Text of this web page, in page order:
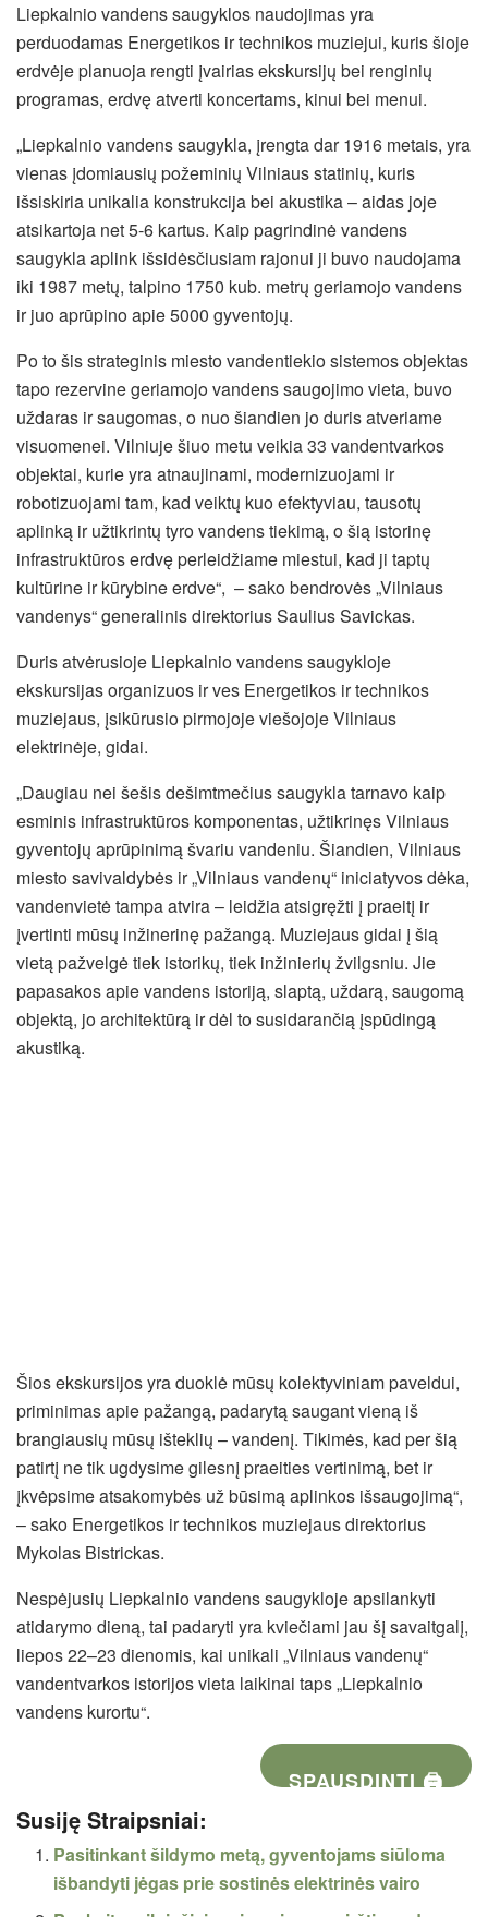
Liepkalnio vandens saugyklos naudojimas yra
perduodamas Energetikos ir technikos muziejui, kuris šioje
erdvėje planuoja rengti įvairias ekskursijų bei renginių
programas, erdvę atverti koncertams, kinui bei menui.
„Liepkalnio vandens saugykla, įrengta dar 1916 metais, yra
vienas įdomiausių požeminių Vilniaus statinių, kuris
išsiskiria unikalia konstrukcija bei akustika – aidas joje
atsikartoja net 5-6 kartus. Kaip pagrindinė vandens
saugykla aplink išsidėsčiusiam rajonui ji buvo naudojama
iki 1987 metų, talpino 1750 kub. metrų geriamojo vandens
ir juo aprūpino apie 5000 gyventojų.
Po to šis strateginis miesto vandentiekio sistemos objektas
tapo rezervine geriamojo vandens saugojimo vieta, buvo
uždaras ir saugomas, o nuo šiandien jo duris atveriame
visuomenei. Vilniuje šiuo metu veikia 33 vandentvarkos
objektai, kurie yra atnaujinami, modernizuojami ir
robotizuojami tam, kad veiktų kuo efektyviau, tausotų
aplinką ir užtikrintų tyro vandens tiekimą, o šią istorinę
infrastruktūros erdvę perleidžiame miestui, kad ji taptų
kultūrine ir kūrybine erdve“, – sako bendrovės „Vilniaus
vandenys“ generalinis direktorius Saulius Savickas.
Duris atvėrusioje Liepkalnio vandens saugykloje
ekskursijas organizuos ir ves Energetikos ir technikos
muziejaus, įsikūrusio pirmojoje viešojoje Vilniaus
elektrinėje, gidai.
„Daugiau nei šešis dešimtmečius saugykla tarnavo kaip
esminis infrastruktūros komponentas, užtikrinęs Vilniaus
gyventojų aprūpinimą švariu vandeniu. Šiandien, Vilniaus
miesto savivaldybės ir „Vilniaus vandenų“ iniciatyvos dėka,
vandenvietė tampa atvira – leidžia atsigręžti į praeitį ir
įvertinti mūsų inžinerinę pažangą. Muziejaus gidai į šią
vietą pažvelgė tiek istorikų, tiek inžinierių žvilgsniu. Jie
papasakos apie vandens istoriją, slaptą, uždarą, saugomą
objektą, jo architektūrą ir dėl to susidarančią įspūdingą
akustiką.
Šios ekskursijos yra duoklė mūsų kolektyviniam paveldui,
priminimas apie pažangą, padarytą saugant vieną iš
brangiausių mūsų išteklių – vandenį. Tikimės, kad per šią
patirtį ne tik ugdysime gilesnį praeities vertinimą, bet ir
įkvėpsime atsakomybės už būsimą aplinkos išsaugojimą“,
– sako Energetikos ir technikos muziejaus direktorius
Mykolas Bistrickas.
Nespėjusių Liepkalnio vandens saugykloje apsilankyti
atidarymo dieną, tai padaryti yra kviečiami jau šį savaitgalį,
liepos 22–23 dienomis, kai unikali „Vilniaus vandenų“
vandentvarkos istorijos vieta laikinai taps „Liepkalnio
vandens kurortu“.
SPAUSDINTI 🖨
Susiję Straipsniai:
Pasitinkant šildymo metą, gyventojams siūloma
išbandyti jėgas prie sostinės elektrinės vairo